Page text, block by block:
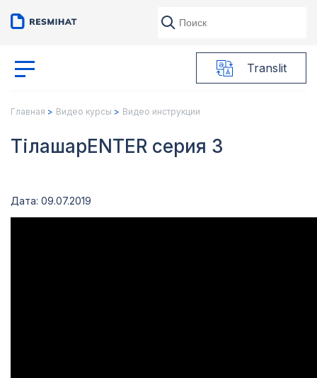
Translit
Главная Видео курсы Видео инструкции
ТілашарENTER серия 3
Дата: 09.07.2019